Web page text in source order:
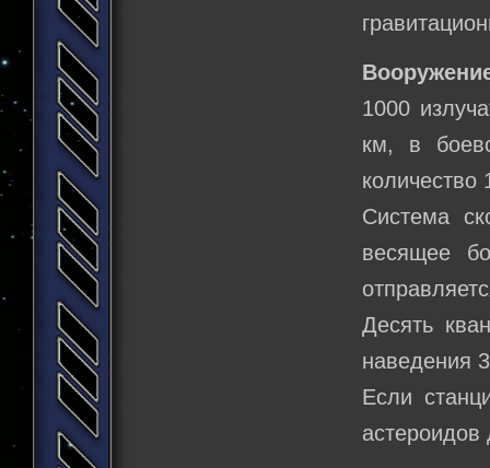
1000
км, в
количество
Система
весящее
Десять
наведения
Если